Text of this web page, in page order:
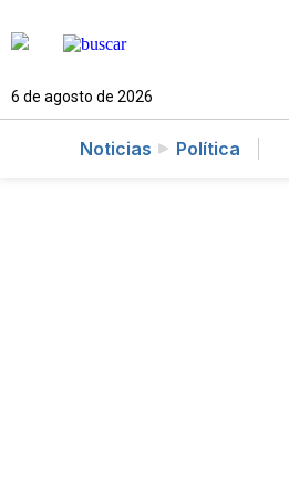
6 de agosto de 2026
Noticias Política